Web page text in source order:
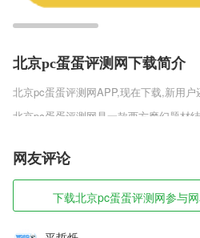
北京pc蛋蛋评测网下载简介
北京pc蛋蛋评测网APP,现在下载,新用户
北京pc蛋蛋评测网是一款西方魔幻题材
北京pc蛋蛋评测网软件特色
1,货车轨迹:支持查询半年内货车的行驶
网友评论
下载北京pc蛋蛋评测网参与